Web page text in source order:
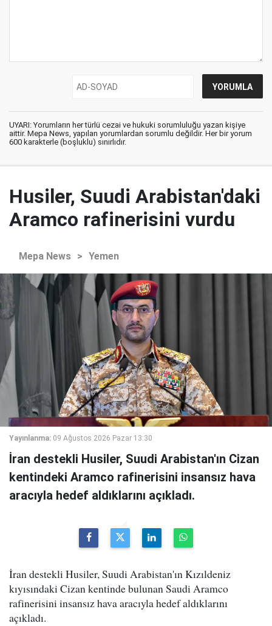
UYARI: Yorumların her türlü cezai ve hukuki sorumluluğu yazan kişiye
aittir. Mepa News, yapılan yorumlardan sorumlu değildir. Her bir yorum
600 karakterle (boşluklu) sınırlıdır.
Husiler, Suudi Arabistan'daki
Aramco rafinerisini vurdu
Mepa News > Yemen
Yayınlanma: 09 Ağustos 2026 Pazar 13:30
İran destekli Husiler, Suudi Arabistan'ın Cizan
kentindeki Aramco rafinerisini insansız hava
aracıyla hedef aldıklarını açıkladı.
İran destekli Husiler, Suudi Arabistan'ın Kızıldeniz
kıyısındaki Cizan kentinde bulunan Saudi Aramco
rafinerisini insansız hava aracıyla hedef aldıklarını
açıkladı.